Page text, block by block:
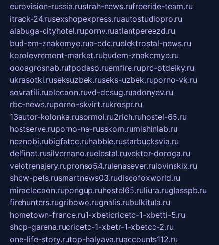
eurovision-russia.rustrah-news.rufreeride-team.ru
itrack-24.rusexshopexpress.ruautostudiopro.ru
alabuga-cityhotel.rupornv.ruatlantpereezd.ru
bud-em-znakomye.rua-cdc.ruelektrostal-news.ru
korolevremont-market.rubudem-znakomye.ru
oooagrosnab.rufpodaso.ruemfire.rupro-otdelky.ru
ukrasotki.ruseksuzbek.ruseks-uzbek.ruporno-vk.ru
sovratili.ruolecoon.ruvd-dosug.ruadonyev.ru
rbc-news.ruporno-skvirt.rukrospr.ru
13autor-kolonka.rusormol.ru2rich.ruhostel-65.ru
hostserve.ruporno-na-russkom.rumishinlab.ru
neznobi.rubigfatcc.ruhabble.rustarbucksvia.ru
delfinet.rusilvernano.ruelestal.ruvektor-doroga.ru
velotrenajery.rupronso54.rulenasever.rulovinskix.ru
show-pets.rusmartnews03.rudiscofoxworld.ru
miraclecoon.rupongup.ruhostel65.ruliura.ruglasspb.ru
firehunters.rugribowo.rugnalis.rubulkitula.ru
hometown-france.ru1-xbeticricetc-1-xbetti-5.ru
shop-garena.rucricetc-1-xbetr-1-xbetcc-2.ru
one-life-story.rutop-halyava.ruaccounts112.ru